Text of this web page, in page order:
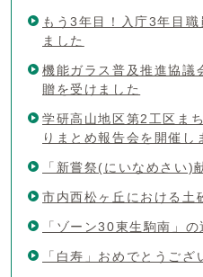
もう3年目！入庁3年目
ました
機能ガラス普及推進協議
贈を受けました
学研高山地区第2工区ま
りまとめ報告会を開催し
「新嘗祭(にいなめさい)
市内西松ヶ丘における土
「ゾーン30東生駒南」
「白寿」おめでとうござ